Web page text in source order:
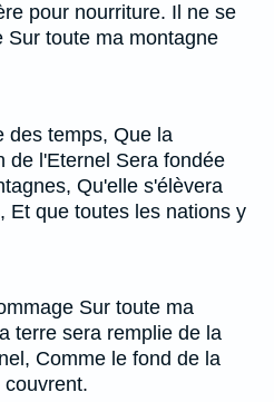
pour nourriture. Il ne se
Sur toute ma montagne
des temps, Que la
de l'Eternel Sera fondée
Qu'elle s'élèvera
Et que toutes les nations y
Sur toute ma
terre sera remplie de la
Comme le fond de la